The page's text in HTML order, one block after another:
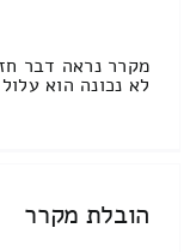
מקרר נראה דבר
לא נכונה הוא
הובלת מקרר